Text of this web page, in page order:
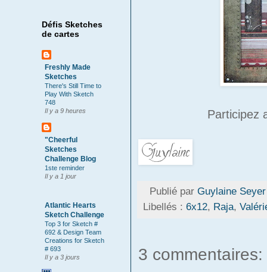
Participez
Publié par Guylaine Seyer
Libellés : 6x12, Raja,
3 commentaires:
Défis Sketches
de cartes
Freshly Made
Sketches
There's Still Time to
Play With Sketch
748
Il y a 9 heures
"Cheerful
Sketches
Challenge Blog
1ste reminder
Il y a 1 jour
Atlantic Hearts
Sketch Challenge
Top 3 for Sketch #
692 & Design Team
Creations for Sketch
# 693
Il y a 3 jours